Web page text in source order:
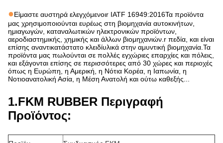
●Είμαστε αυστηρά ελεγχόμενοιr IATF 16949:2016Τα προϊόντα
μας χρησιμοποιούνται ευρέως στη βιομηχανία αυτοκινήτων,
ημιαγωγών, καταναλωτικών ηλεκτρονικών προϊόντων,
αεροδιαστημικής, χημικής και άλλων βιομηχανιών. r πεδία, και είναι
επίσης αναντικατάστατο κλειδίυλικά στην αμυντική βιομηχανία. Τα
προϊόντα μας πωλούνται σε πολλές εγχώριες επαρχίες και πόλεις,
και εξάγονται επίσης σε περισσότερες από 30 χώρες και περιοχές
όπως η Ευρώπη, η Αμερική, η Νότια Κορέα, η Ιαπωνία, η
Νοτιοανατολική Ασία, η Μέση Ανατολή και ούτω καθεξής...
1.FKM RUBBER Περιγραφή
Προϊόντος: